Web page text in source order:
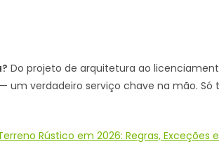
Do projeto de arquitetura ao
um verdadeiro serviço chave na mão.
Rústico em 2026: Regras, Exceções e